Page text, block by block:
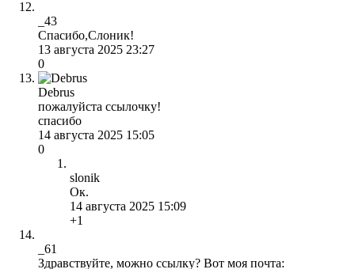
_43
Спасибо,Слоник!
13 августа 2025 23:27
0
Debrus
пожалуйста ссылочку!
спасибо
14 августа 2025 15:05
0
slonik
Ок.
14 августа 2025 15:09
+1
_61
Здравствуйте, можно ссылку? Вот моя почта: